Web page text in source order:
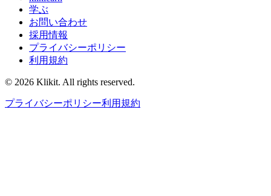
学ぶ
お問い合わせ
採用情報
プライバシーポリシー
利用規約
© 2026 Klikit. All rights reserved.
プライバシーポリシー利用規約